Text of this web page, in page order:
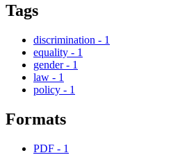
Tags
discrimination - 1
equality - 1
gender - 1
law - 1
policy - 1
Formats
PDF - 1